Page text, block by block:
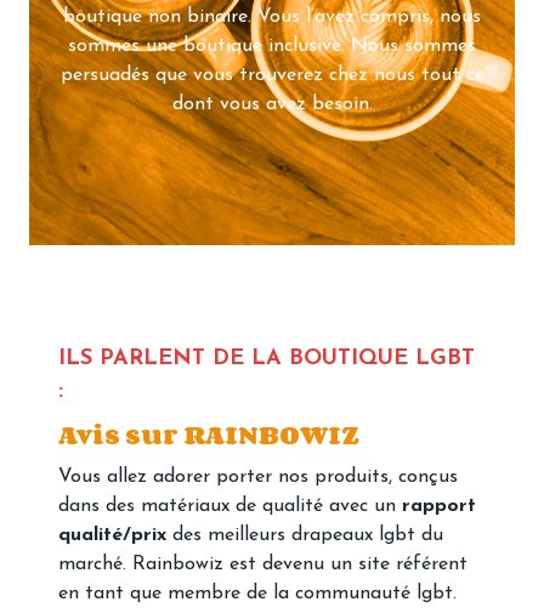
boutique non binaire. Vous l’avez compris, nous
sommes une boutique inclusive. Nous sommes
persuadés que vous trouverez chez nous tout ce
dont vous avez besoin.
ILS PARLENT DE LA BOUTIQUE LGBT
:
Avis sur RAINBOWIZ
Vous allez adorer porter nos produits, conçus
dans des matériaux de qualité avec un rapport
qualité/prix des meilleurs drapeaux lgbt du
marché. Rainbowiz est devenu un site référent
en tant que membre de la communauté lgbt.